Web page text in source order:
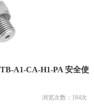
A1-CA-H1-PA 安全使
浏览次数： 184次